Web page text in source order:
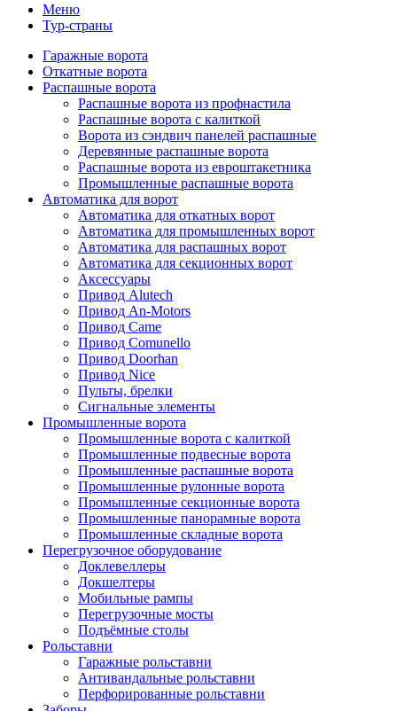
Меню
Тур-страны
Гаражные ворота
Откатные ворота
Распашные ворота
Распашные ворота из профнастила
Распашные ворота с калиткой
Ворота из сэндвич панелей распашные
Деревянные распашные ворота
Распашные ворота из евроштакетника
Промышленные распашные ворота
Автоматика для ворот
Автоматика для откатных ворот
Автоматика для промышленных ворот
Автоматика для распашных ворот
Автоматика для секционных ворот
Аксессуары
Привод Alutech
Привод An-Motors
Привод Came
Привод Comunello
Привод Doorhan
Привод Nice
Пульты, брелки
Сигнальные элементы
Промышленные ворота
Промышленные ворота с калиткой
Промышленные подвесные ворота
Промышленные распашные ворота
Промышленные рулонные ворота
Промышленные секционные ворота
Промышленные панорамные ворота
Промышленные складные ворота
Перегрузочное оборудование
Доклевеллеры
Докшелтеры
Мобильные рампы
Перегрузочные мосты
Подъёмные столы
Рольставни
Гаражные рольставни
Антивандальные рольставни
Перфорированные рольставни